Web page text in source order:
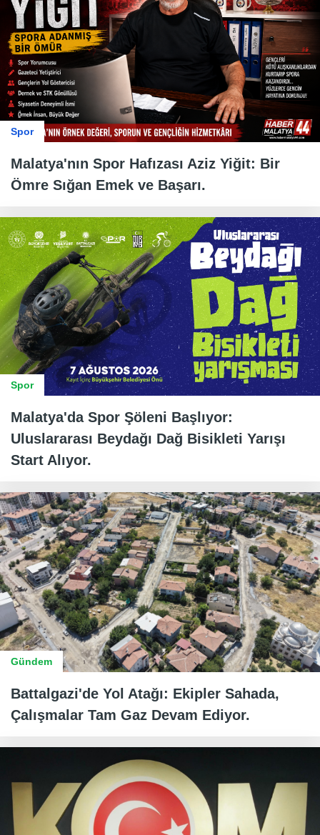
Spor
Malatya'nın Spor Hafızası Aziz Yiğit: Bir
Ömre Sığan Emek ve Başarı.
Spor
Malatya'da Spor Şöleni Başlıyor:
Uluslararası Beydağı Dağ Bisikleti Yarışı
Start Alıyor.
Gündem
Battalgazi'de Yol Atağı: Ekipler Sahada,
Çalışmalar Tam Gaz Devam Ediyor.